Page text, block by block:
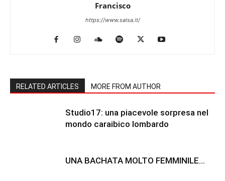
Francisco
https://www.salsa.it/
RELATED ARTICLES MORE FROM AUTHOR
Studio17: una piacevole sorpresa nel
mondo caraibico lombardo
UNA BACHATA MOLTO FEMMINILE…